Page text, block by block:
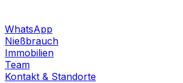
WhatsApp
Nießbrauch
Immobilien
Team
Kontakt & Standorte